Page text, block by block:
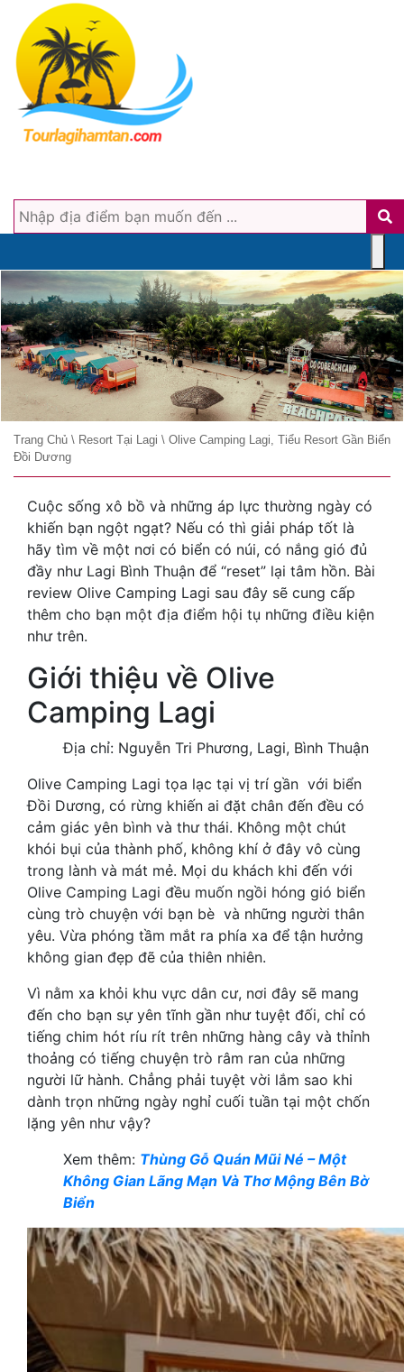
Trang Chủ \ Resort Tại Lagi \ Olive Camping Lagi, Tiểu Resort Gần Biển
Đồi Dương
Cuộc sống xô bồ và những áp lực thường ngày có
khiến bạn ngột ngạt? Nếu có thì giải pháp tốt là
hãy tìm về một nơi có biển có núi, có nắng gió đủ
đầy như Lagi Bình Thuận để “reset” lại tâm hồn. Bài
review Olive Camping Lagi sau đây sẽ cung cấp
thêm cho bạn một địa điểm hội tụ những điều kiện
như trên.
Giới thiệu về Olive
Camping Lagi
Địa chỉ: Nguyễn Tri Phương, Lagi, Bình Thuận
Olive Camping Lagi tọa lạc tại vị trí gần với biển
Đồi Dương, có rừng khiến ai đặt chân đến đều có
cảm giác yên bình và thư thái. Không một chút
khói bụi của thành phố, không khí ở đây vô cùng
trong lành và mát mẻ. Mọi du khách khi đến với
Olive Camping Lagi đều muốn ngồi hóng gió biển
cùng trò chuyện với bạn bè và những người thân
yêu. Vừa phóng tầm mắt ra phía xa để tận hưởng
không gian đẹp đẽ của thiên nhiên.
Vì nằm xa khỏi khu vực dân cư, nơi đây sẽ mang
đến cho bạn sự yên tĩnh gần như tuyệt đối, chỉ có
tiếng chim hót ríu rít trên những hàng cây và thỉnh
thoảng có tiếng chuyện trò râm ran của những
người lữ hành. Chẳng phải tuyệt vời lắm sao khi
dành trọn những ngày nghỉ cuối tuần tại một chốn
lặng yên như vậy?
Xem thêm: Thùng Gỗ Quán Mũi Né – Một
Không Gian Lãng Mạn Và Thơ Mộng Bên Bờ
Biển